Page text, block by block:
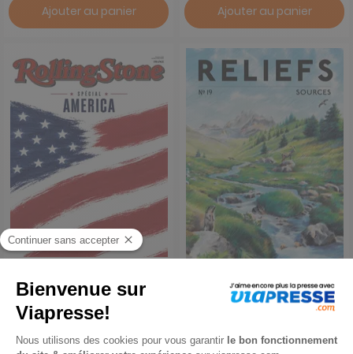
Ajouter au panier Ajouter au panier
1 an
84 € 44 €